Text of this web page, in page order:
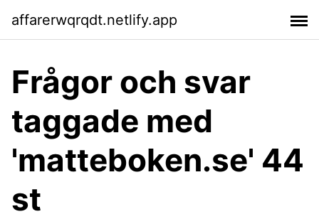
affarerwqrqdt.netlify.app
Frågor och svar
taggade med
'matteboken.se' 44
st